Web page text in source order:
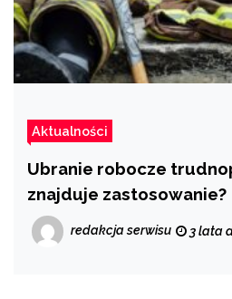
Aktualności
Ubranie robocze
znajduje zastosowanie?
redakcja serwisu 3 lata